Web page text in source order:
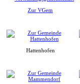
Zur VGem
Hattenhofen